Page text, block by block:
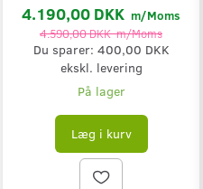
4.190,00 DKK m/Moms
4.590,00 DKKm/Moms
Du sparer: 400,00 DKK
ekskl. levering
På lager
Læg i kurv